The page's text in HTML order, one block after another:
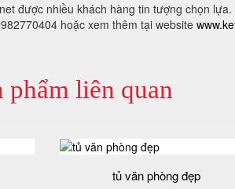
được nhiều khách hàng tin tượng chọn
hoặc xem thêm tại website
phẩm liên quan
tủ văn phòng đẹp